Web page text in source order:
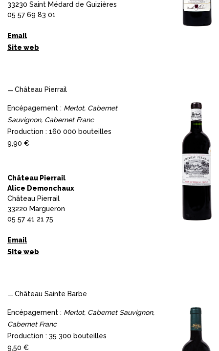
33230 Saint Médard de Guizières
05 57 69 83 01
Email
Site web
Château Pierrail
Encépagement : Merlot, Cabernet
Sauvignon, Cabernet Franc
Production : 160 000 bouteilles
9,90 €
Château Pierrail
Alice Demonchaux
Château Pierrail
33220 Margueron
05 57 41 21 75
Email
Site web
Château Sainte Barbe
Encépagement : Merlot, Cabernet Sauvignon,
Cabernet Franc
Production : 35 300 bouteilles
9,50 €